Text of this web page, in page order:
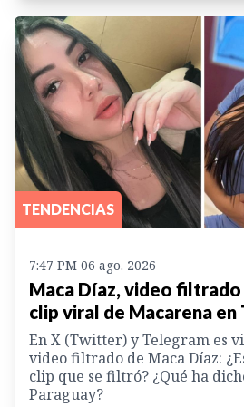
TENDENCIAS
7:47 PM 06 ago. 2026
Maca Díaz, video
clip viral de Macarena en
En X (Twitter) y Telegram es
video filtrado de Maca Díaz:
clip que se filtró? ¿Qué ha
Paraguay?